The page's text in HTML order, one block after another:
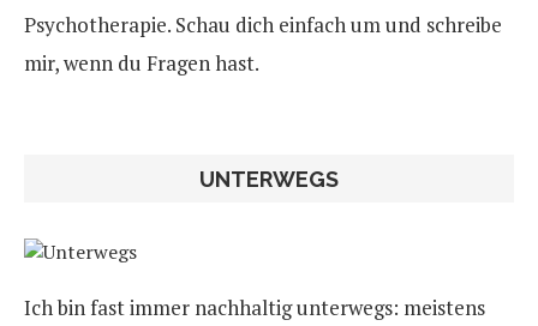
Psychotherapie. Schau dich einfach um und schreibe
mir, wenn du Fragen hast.
UNTERWEGS
Ich bin fast immer nachhaltig unterwegs: meistens